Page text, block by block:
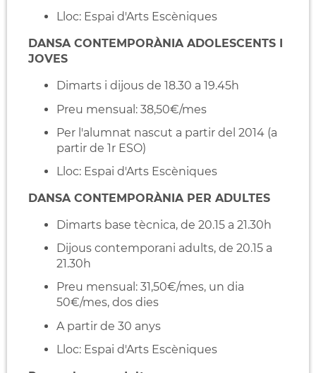
Lloc: Espai d'Arts Escèniques
DANSA CONTEMPORÀNIA ADOLESCENTS I
JOVES
Dimarts i dijous de 18.30 a 19.45h
Preu mensual: 38,50€/mes
Per l'alumnat nascut a partir del 2014 (a
partir de 1r ESO)
Lloc: Espai d'Arts Escèniques
DANSA CONTEMPORÀNIA PER ADULTES
Dimarts base tècnica, de 20.15 a 21.30h
Dijous contemporani adults, de 20.15 a
21.30h
Preu mensual: 31,50€/mes, un dia
50€/mes, dos dies
A partir de 30 anys
Lloc: Espai d'Arts Escèniques